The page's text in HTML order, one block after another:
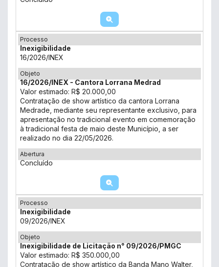
Processo
Inexigibilidade
16/2026/INEX
Objeto
16/2026/INEX - Cantora Lorrana Medrad
Valor estimado: R$ 20.000,00
Contratação de show artístico da cantora Lorrana
Medrade, mediante seu representante exclusivo, para
apresentação no tradicional evento em comemoração
à tradicional festa de maio deste Município, a ser
realizado no dia 22/05/2026.
Abertura
Concluído
Processo
Inexigibilidade
09/2026/INEX
Objeto
Inexigibilidade de Licitação n° 09/2026/PMGC
Valor estimado: R$ 350.000,00
Contratação de show artístico da Banda Mano Walter,